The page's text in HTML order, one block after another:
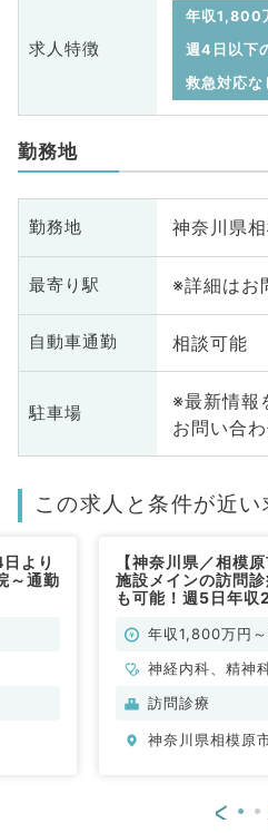
求人特徴
年収1,800
週4日以下
救急対応な
勤務地
勤務地 神奈川県
最寄り駅 ※詳細はお
自動車通勤 相談可能
駐車場
※最新情報
お問い合
この求人と条件が近い
より
～通勤
【神奈川県／相模
施設メインの訪問
も可能！週5日年
年収1,800万円
神経内科、精神
内科、アレルギ
科、美容外科、
婦人科、眼科、
訪問診療
神奈川県相模原
<